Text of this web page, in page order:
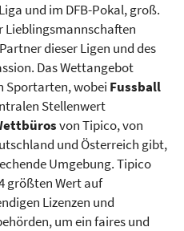
und im DFB-Pokal, groß.
Lieblingsmannschaften
dieser Ligen und des
Das Wettangebot
Sportarten, wobei Fussball
Stellenwert
von Tipico, von
und Österreich gibt,
Umgebung. Tipico
größten Wert auf
Lizenzen und
um ein faires und